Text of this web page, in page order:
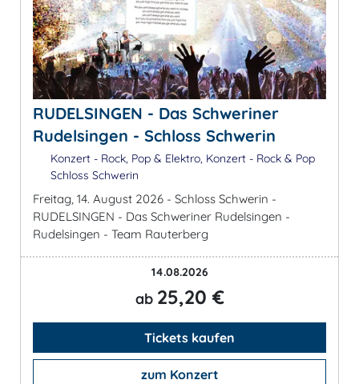
RUDELSINGEN - Das Schweriner
Rudelsingen - Schloss Schwerin
Konzert - Rock, Pop & Elektro, Konzert - Rock & Pop
Schloss Schwerin
Freitag, 14. August 2026 - Schloss Schwerin -
RUDELSINGEN - Das Schweriner Rudelsingen -
Rudelsingen - Team Rauterberg
14.08.2026
ab 25,20 €
Tickets kaufen
zum Konzert